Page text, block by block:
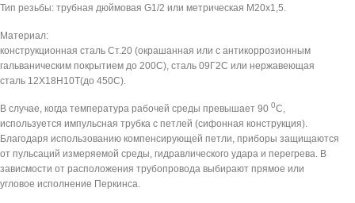
Тип резьбы: трубная дюймовая G1/2 или метрическая М20х1,5.
Материал:
конструкционная сталь Ст.20 (окрашанная или с антикоррозионным
гальваническим покрытием до 200С), сталь 09Г2С или нержавеющая
сталь 12Х18Н10Т(до 450С).
В случае, когда температура рабочей среды превышает 90 0С,
используется импульсная трубка с петлей (сифонная конструкция).
Благодаря использованию компенсирующей петли, приборы защищаются
от пульсаций измеряемой среды, гидравлического удара и перегрева. В
зависмости от расположения трубопровода выбирают прямое или
угловое исполнение Перкинса.